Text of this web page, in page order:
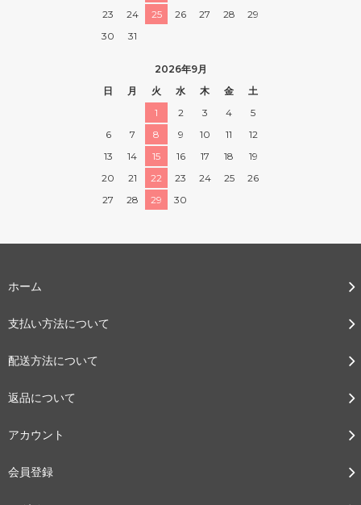
23
24 25 26 27 28
29
30
31
2026年9月
日
月 火 水 木 金
土
1
2 3 4
5
6
7 8 9 10 11
12
13
14 15 16 17 18
19
20
21 22 23 24 25
26
27
28 29 30
ホーム
支払い方法について
配送方法について
返品について
アカウント
会員登録